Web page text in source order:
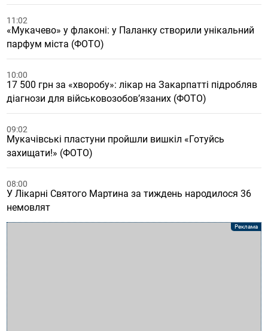
11:02
«Мукачево» у флаконі: у Паланку створили унікальний
парфум міста (ФОТО)
10:00
17 500 грн за «хворобу»: лікар на Закарпатті підробляв
діагнози для військовозобов’язаних (ФОТО)
09:02
Мукачівські пластуни пройшли вишкіл «Готуйсь
захищати!» (ФОТО)
08:00
У Лікарні Святого Мартина за тиждень народилося 36
немовлят